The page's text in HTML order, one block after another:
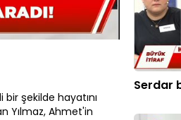
Oynatma
Hızı
şekilde hayatını
Yılmaz, Ahmet'in
Serdar